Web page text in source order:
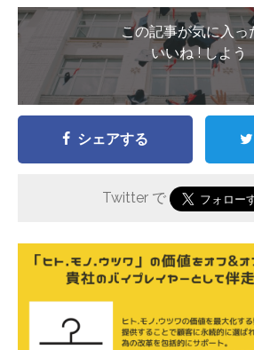
この記事が気に入っ
いいね ! しよう
シェアする
Twitter で